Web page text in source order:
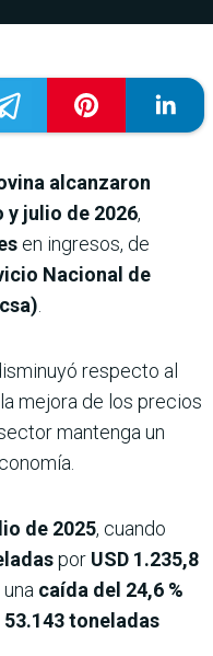
alcanzaron
y julio de 2026,
en ingresos, de
Nacional de
respecto al
mejora de los precios
mantenga un
de 2025, cuando
por USD 1.235,8
caída del 24,6 %
53.143 toneladas